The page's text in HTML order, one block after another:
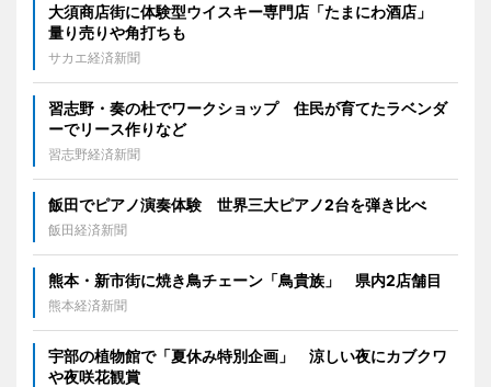
大須商店街に体験型ウイスキー専門店「たまにわ酒店」
量り売りや角打ちも
サカエ経済新聞
習志野・奏の杜でワークショップ 住民が育てたラベンダ
ーでリース作りなど
習志野経済新聞
飯田でピアノ演奏体験 世界三大ピアノ2台を弾き比べ
飯田経済新聞
熊本・新市街に焼き鳥チェーン「鳥貴族」 県内2店舗目
熊本経済新聞
宇部の植物館で「夏休み特別企画」 涼しい夜にカブクワ
や夜咲花観賞